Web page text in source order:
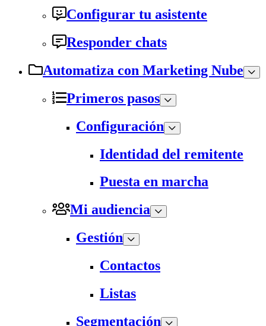
Configurar tu asistente
Responder chats
Automatiza con Marketing Nube
Primeros pasos
Configuración
Identidad del remitente
Puesta en marcha
Mi audiencia
Gestión
Contactos
Listas
Segmentación